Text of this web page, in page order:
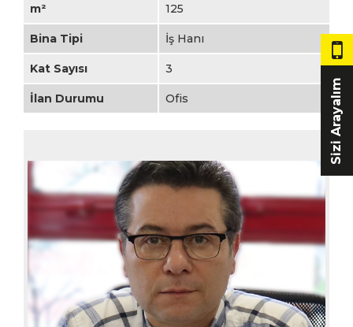
m² 125
Bina Tipi İş Hanı
Kat Sayısı 3
İlan Durumu Ofis Sizi Arayalım